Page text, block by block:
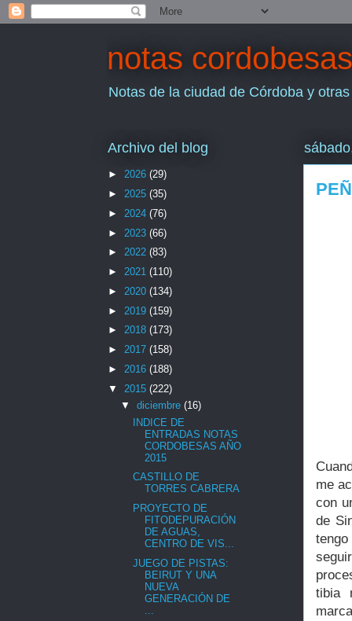
notas cordobesas
Notas de la ciudad de Córdoba y
me
con
de
tibia
Archivo del blog
► 2026 (29)
► 2025 (35)
► 2024 (76)
► 2023 (66)
► 2022 (83)
► 2021 (110)
► 2020 (134)
► 2019 (159)
► 2018 (173)
► 2017 (158)
► 2016 (188)
▼ 2015 (222)
▼ diciembre (16)
INDICE DE
ENTRADAS NOTAS
CORDOBESAS AÑO
2015
CASTILLO DE
TORRES CABRERA
PROYECTO DE
FITODEPURACIÓN
DE AGUAS,
CENTRO DE VIS...
JUEGO DE PISTAS:
BEIRUT Y UNA
NUEVA
GENERACIÓN DE